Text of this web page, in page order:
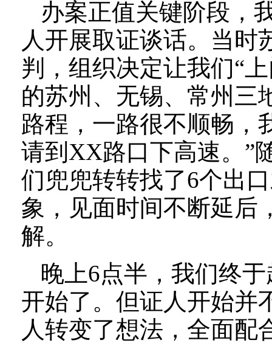
办案正值关键阶段，
人开展取证谈话。当时
判，组织决定让我们“
的苏州、无锡、常州三
路程，一路很不顺畅，
请到XX路口下高速。”
们兜兜转转找了6个出
象，见面时间不断延后
解。
晚上6点半，我们终
开始了。但证人开始并
人转变了想法，全面配